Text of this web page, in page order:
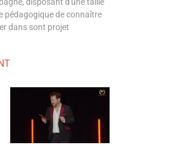
pédagogique de connaître
dans sont projet